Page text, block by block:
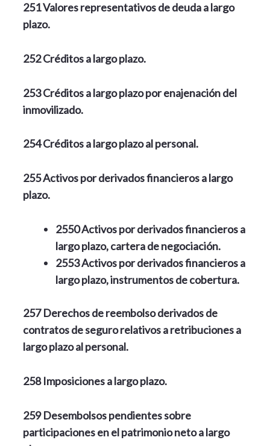
251 Valores representativos de deuda a largo
plazo.
252 Créditos a largo plazo.
253 Créditos a largo plazo por enajenación del
inmovilizado.
254 Créditos a largo plazo al personal.
255 Activos por derivados financieros a largo
plazo.
2550 Activos por derivados financieros a
largo plazo, cartera de negociación.
2553 Activos por derivados financieros a
largo plazo, instrumentos de cobertura.
257 Derechos de reembolso derivados de
contratos de seguro relativos a retribuciones a
largo plazo al personal.
258 Imposiciones a largo plazo.
259 Desembolsos pendientes sobre
participaciones en el patrimonio neto a largo